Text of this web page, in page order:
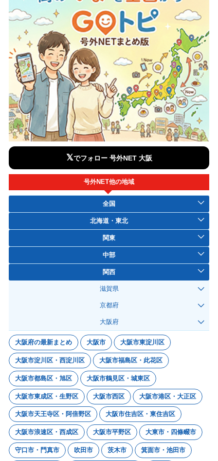
𝕏でフォロー 号外NET 大阪
号外NET他の地域
全国
北海道・東北
関東
中部
関西
滋賀県
京都府
大阪府
大阪府の最新まとめ 大阪市 大阪市東淀川区
大阪市淀川区・西淀川区 大阪市福島区・此花区
大阪市都島区・旭区 大阪市鶴見区・城東区
大阪市東成区・生野区 大阪市西区 大阪市港区・大正区
大阪市天王寺区・阿倍野区 大阪市住吉区・東住吉区
大阪市浪速区・西成区 大阪市平野区 大東市・四條畷市
守口市・門真市 吹田市 茨木市 箕面市・池田市